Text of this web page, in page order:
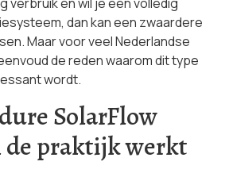
dan kan een zwaardere
Maar voor veel Nederlandse
de reden waarom dit type
wordt.
SolarFlow
de praktijk werkt